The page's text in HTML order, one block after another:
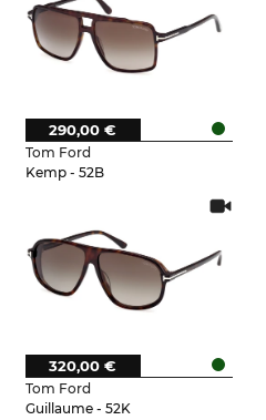
Tom Ford
Kemp - 52B
290,00 €
Tom Ford
Guillaume - 52K
320,00 €